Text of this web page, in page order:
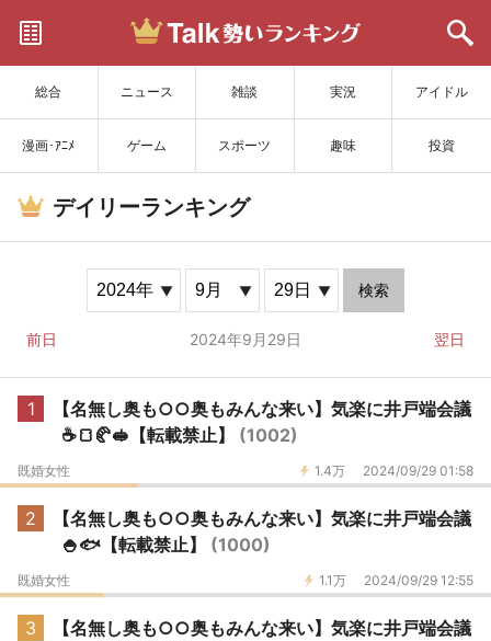
総合 ニュース 雑談 実況 アイドル
漫画･ｱﾆﾒ ゲーム スポーツ 趣味 投資
サイトを更新
デイリーランキング
検索
前日 2024年9月29日 翌日
1
【名無し奥も○○奥もみんな来い】気楽に井戸端会議
☕️🍞🥐🥪【転載禁止】 (1002)
1.4万 2024/09/29 01:58
既婚女性
2
【名無し奥も○○奥もみんな来い】気楽に井戸端会議
🍚🐟️【転載禁止】 (1000)
1.1万 2024/09/29 12:55
既婚女性
3
【名無し奥も○○奥もみんな来い】気楽に井戸端会議